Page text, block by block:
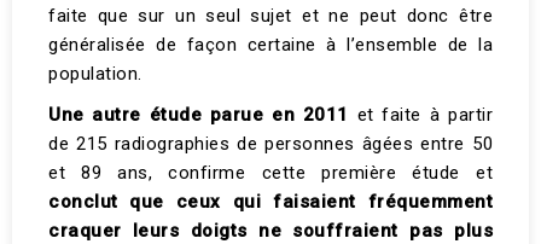
faite que sur un seul sujet et ne peut donc être
généralisée de façon certaine à l’ensemble de la
population.
Une autre étude parue en 2011 et faite à partir
de 215 radiographies de personnes âgées entre 50
et 89 ans, confirme cette première étude et
conclut que ceux qui faisaient fréquemment
craquer leurs doigts ne souffraient pas plus